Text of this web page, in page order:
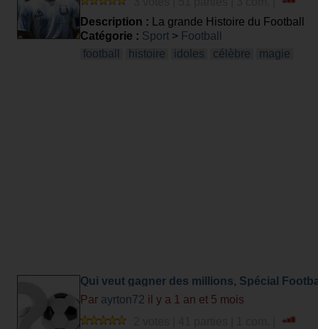
Description : La grande Histoire du Football
Catégorie : Sport > Football
football
histoire idoles célèbre magie
Qui veut gagner des millions, Spécial
Par ayrton72 il y a 1 an et 5 mois